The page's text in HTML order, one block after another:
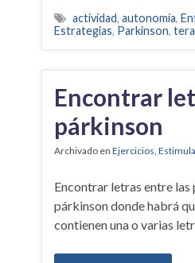
actividad, autonomía,
Estrategias, Parkinson,
Encontrar
párkinson
Archivado en Ejercicios,
Encontrar letras entre
párkinson donde habrá
contienen una o varias